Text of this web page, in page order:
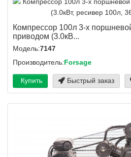
Компрессор 100л 3-х
приводом (3.0кВ...
Модель:7147
Производитель:Forsage
Купить Быстрый заказ